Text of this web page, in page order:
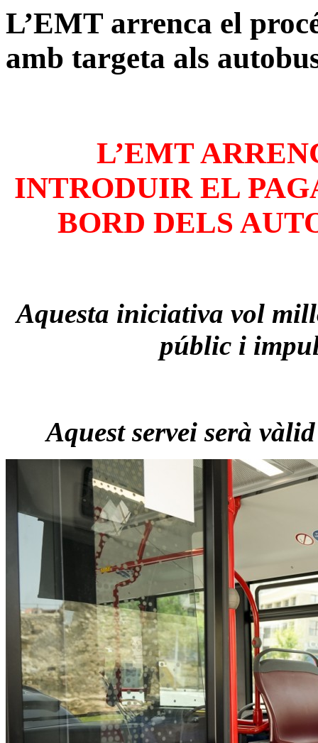
L’EMT arrenca el
amb targeta als
L’EMT
INTRODUIR EL
BORD DELS
Aquesta iniciativa vol
públic i
Aquest servei serà